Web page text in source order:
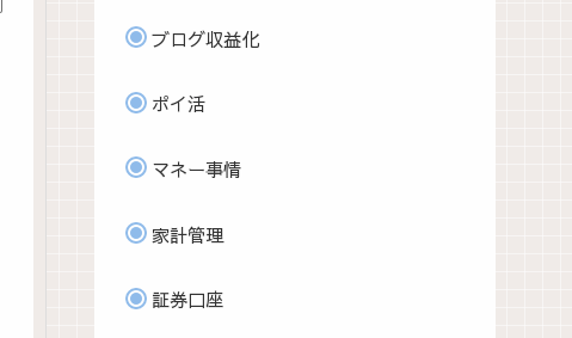
ブログ収益化
ポイ活
マネー事情
家計管理
証券口座